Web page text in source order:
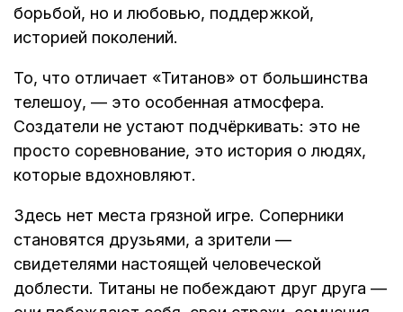
борьбой, но и любовью, поддержкой,
историей поколений.
То, что отличает «Титанов» от большинства
телешоу, — это особенная атмосфера.
Создатели не устают подчёркивать: это не
просто соревнование, это история о людях,
которые вдохновляют.
Здесь нет места грязной игре. Соперники
становятся друзьями, а зрители —
свидетелями настоящей человеческой
доблести. Титаны не побеждают друг друга —